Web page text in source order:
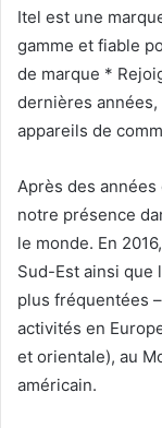
Itel est une
gamme et fiable
de marque *
dernières
appareils de
Après des
notre présence
le monde. En
Sud-Est ainsi que
plus fréquentées
activités en
et orientale), au
américain.